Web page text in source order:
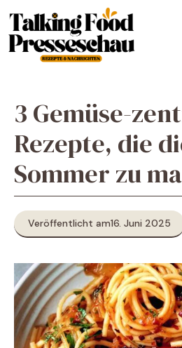
Inhalt
springen
3 Gemüse-
Rezepte, die
Sommer zu
Veröffentlicht am16. Juni 2025